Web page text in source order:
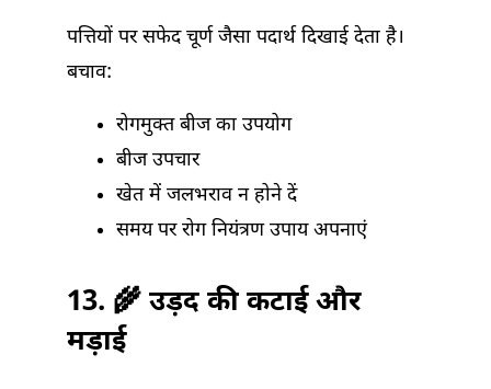
पत्तियों पर सफेद चूर्ण जैसा पदार्थ दिखाई देता है।
बचाव:
रोगमुक्त बीज का उपयोग
बीज उपचार
खेत में जलभराव न होने दें
समय पर रोग नियंत्रण उपाय अपनाएं
13. 🌾 उड़द की कटाई और
मड़ाई